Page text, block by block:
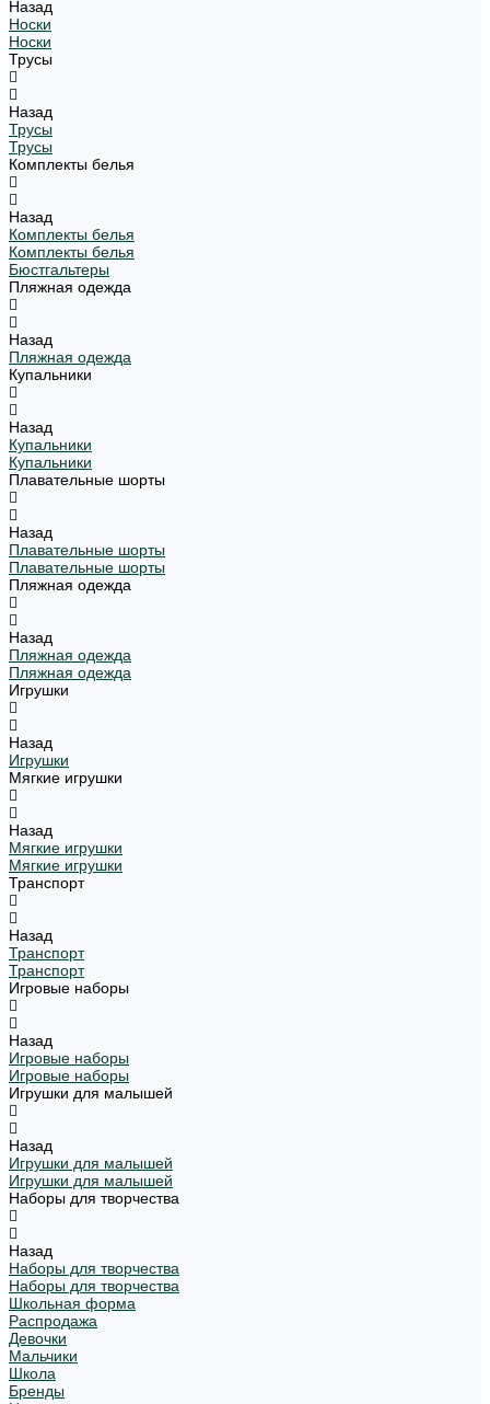
Назад
Носки
Носки
Трусы
Назад
Трусы
Трусы
Комплекты белья
Назад
Комплекты белья
Комплекты белья
Бюстгальтеры
Пляжная одежда
Назад
Пляжная одежда
Купальники
Назад
Купальники
Купальники
Плавательные шорты
Назад
Плавательные шорты
Плавательные шорты
Пляжная одежда
Назад
Пляжная одежда
Пляжная одежда
Игрушки
Назад
Игрушки
Мягкие игрушки
Назад
Мягкие игрушки
Мягкие игрушки
Транспорт
Назад
Транспорт
Транспорт
Игровые наборы
Назад
Игровые наборы
Игровые наборы
Игрушки для малышей
Назад
Игрушки для малышей
Игрушки для малышей
Наборы для творчества
Назад
Наборы для творчества
Наборы для творчества
Школьная форма
Распродажа
Девочки
Мальчики
Школа
Бренды